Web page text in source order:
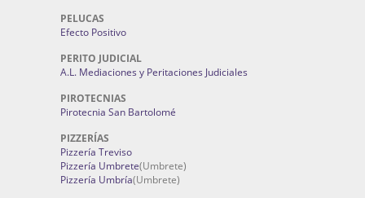
PELUCAS
Efecto Positivo
PERITO JUDICIAL
A.L. Mediaciones y Peritaciones Judiciales
PIROTECNIAS
Pirotecnia San Bartolomé
PIZZERÍAS
Pizzería Treviso
Pizzería Umbrete(Umbrete)
Pizzería Umbría(Umbrete)